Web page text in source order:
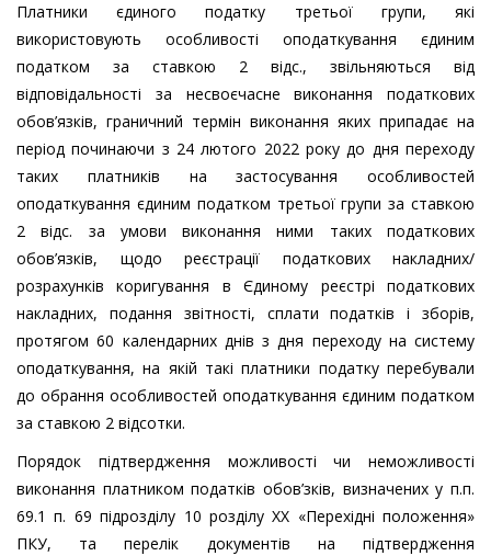
Платники єдиного податку третьої групи, які
використовують особливості оподаткування єдиним
податком за ставкою 2 відс., звільняються від
відповідальності за несвоєчасне виконання податкових
обов’язків, граничний термін виконання яких припадає на
період починаючи з 24 лютого 2022 року до дня переходу
таких платників на застосування особливостей
оподаткування єдиним податком третьої групи за ставкою
2 відс. за умови виконання ними таких податкових
обов’язків, щодо реєстрації податкових накладних/
розрахунків коригування в Єдиному реєстрі податкових
накладних, подання звітності, сплати податків і зборів,
протягом 60 календарних днів з дня переходу на систему
оподаткування, на якій такі платники податку перебували
до обрання особливостей оподаткування єдиним податком
за ставкою 2 відсотки.
Порядок підтвердження можливості чи неможливості
виконання платником податків обов’зків, визначених у п.п.
69.1 п. 69 підрозділу 10 розділу XX «Перехідні положення»
ПКУ, та перелік документів на підтвердження